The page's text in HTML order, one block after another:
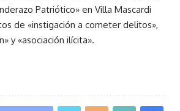
Patriótico» en Villa Mascardi
de «instigación a cometer delitos»,
y «asociación ilícita».